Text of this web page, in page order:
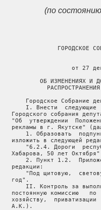
(по
ГОРОДСКОЕ
от 27
ОБ ИЗМЕНЕНИЯХ И
Городское Собрание
I. Внести  следующие
Городского собрания
"Об  утверждении
рекламы в г. Якутске"
1. Образовать
изложить в следующей
"6.2.4. Дороги
Хабарова, 50 лет
2. Пункт 1.2.
   редакции:
"Под щитовую,
   год".
II. Контроль за
постоянную комиссию   по
хозяйству,  приватизации
   А.К.).